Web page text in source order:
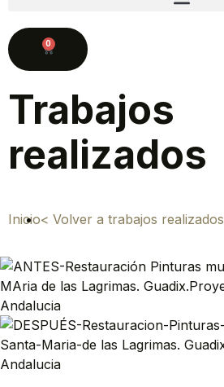
0
Trabajos
realizados
Inicio< Volver a trabajos realizados